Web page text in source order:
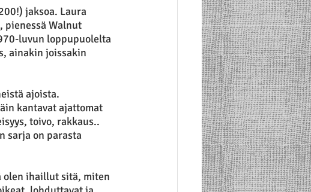
jaksoa. Laura
Walnut
luvun loppupuolelta
ainakin joissakin
ajoista.
kantavat ajattomat
toivo, rakkaus..
sarja on parasta
olen ihaillut sitä, miten